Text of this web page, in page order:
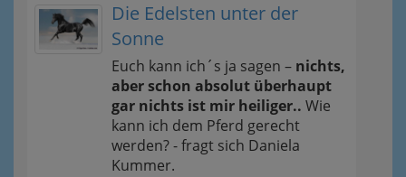
Die Edelsten unter der
Sonne
Euch kann ich´s ja sagen – nichts,
aber schon absolut überhaupt
gar nichts ist mir heiliger.. Wie
kann ich dem Pferd gerecht
werden? - fragt sich Daniela
Kummer.